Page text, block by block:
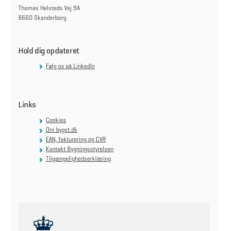
Thomas Helsteds Vej 9A
8660 Skanderborg
Hold dig opdateret
Følg os på LinkedIn
Links
Cookies
Om bygst.dk
EAN, fakturering og CVR
Kontakt Bygningsstyrelsen
Tilgængelighedserklæring